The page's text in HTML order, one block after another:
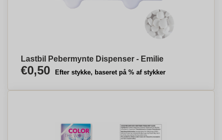
Lastbil Pebermynte Dispenser - Emilie
€0,50 Efter stykke, baseret på % af stykker